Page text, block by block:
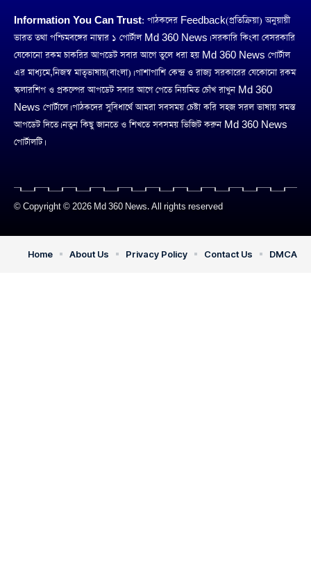
Information You Can Trust: পাঠকদের Feedback(প্রতিক্রিয়া) অনুয়ায়ী
ভারত তথা পশ্চিমবঙ্গের নাম্বার ১ পোর্টাল Md 360 News। সরকারি কিংবা বেসরকারি
যেকোনো রকম চাকরির আপডেট সবার আগে তুলে ধরা হয় Md 360 News পোর্টাল
এর মাধ্যমে,নিজস্ব মাতৃভাষায়(বাংলা)। পাশাপাশি কেন্দ্র ও রাজ্য সরকারের যেকোনো রকম
স্কলারশিপ ও প্রকল্পের আপডেট সবার আগে পেতে নিয়মিত চোঁখ রাখুন Md 360
News পোর্টালে। পাঠকদের সুবিধার্থে আমরা সবসময় চেষ্টা করি সহজ সরল ভাষায় সমস্ত
আপডেট দিতে। নতুন কিছু জানতে ও শিখতে সবসময় ভিজিট করুন Md 360 News
পোর্টালটি।
© Copyright © 2026 Md 360 News. All rights reserved
Home About Us Privacy Policy Contact Us DMCA